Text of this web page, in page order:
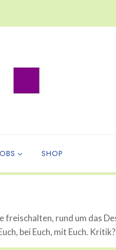
SHOP
freischalten, rund um das
bei Euch, mit Euch.